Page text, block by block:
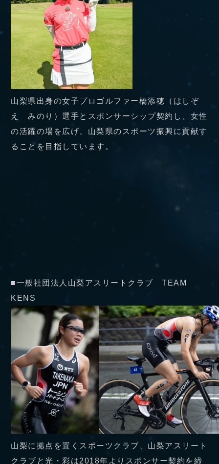
山梨県出身の女子プロゴルファー橋添穂（はしぞ
え みのり）選手とスポンサーシップ契約し、女性
の活躍の場を広げ、山梨県のスポーツ振興に貢献す
ることを目指しています。
■一般社団法人山梨アスリートクラブ TEAM
KENS
山梨に拠点を置くスポーツクラブ、山梨アスリート
クラブと光・彩は2018年よりスポンサー契約を締